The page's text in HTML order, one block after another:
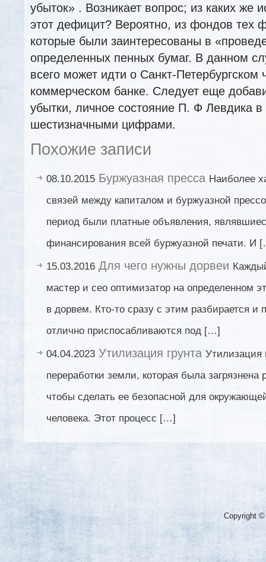
убыток» . Возникает вопрос; из каких же
этот дефицит? Вероятно, из фондов тех
которые были заинтересованы в
определенных пенных бумаг. В данном
всего может идти о Санкт-Петербургском
коммерческом банке. Следует еще
убытки, личное состояние П. Ф Левдика в
шестизначными цифрами.
Похожие записи
08.10.2015 Буржуазная пресса Наиболее
связей между капиталом и буржуазной
период были платные объявления,
финансирования всей буржуазной печати. И
15.03.2016 Для чего нужны дорвеи
мастер и сео оптимизатор на определенном
в дорвем. Кто-то сразу с этим разбирается и
отлично приспосабливаются под […]
04.04.2023 Утилизация грунта Утилизация
переработки земли, которая была
чтобы сделать ее безопасной для
человека. Этот процесс […]
Copyright ©